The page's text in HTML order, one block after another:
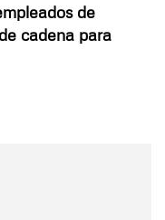
de
cadena para